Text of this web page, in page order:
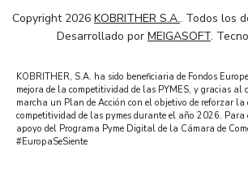
Copyright 2026 KOBRITHER S.A.. Todos los
Desarrollado por MEIGASOFT.
KOBRITHER, S.A. ha sido beneficiaria de Fondos
mejora de la competitividad de las PYMES, y gracias al
marcha un Plan de Acción con el objetivo de reforzar
competitividad de las pymes durante el año 2026.
apoyo del Programa Pyme Digital de la Cámara de
#EuropaSeSiente